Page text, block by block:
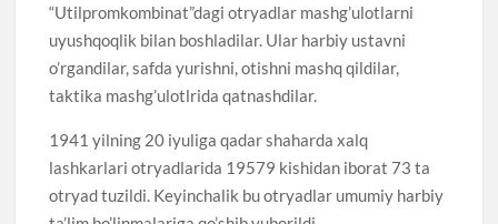
“Utilpromkombinat”dagi otryadlar mashg’ulotlarni
uyushqoqlik bilan boshladilar. Ular harbiy ustavni
o’rgandilar, safda yurishni, otishni mashq qildilar,
taktika mashg’ulotlrida qatnashdilar.
1941 yilning 20 iyuliga qadar shaharda xalq
lashkarlari otryadlarida 19579 kishidan iborat 73 ta
otryad tuzildi. Keyinchalik bu otryadlar umumiy harbiy